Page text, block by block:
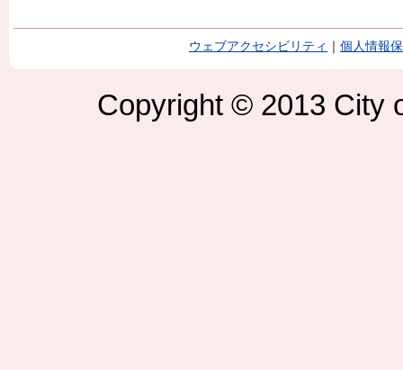
ウェブアクセシビリティ 個人情報
Copyright © 2013 City